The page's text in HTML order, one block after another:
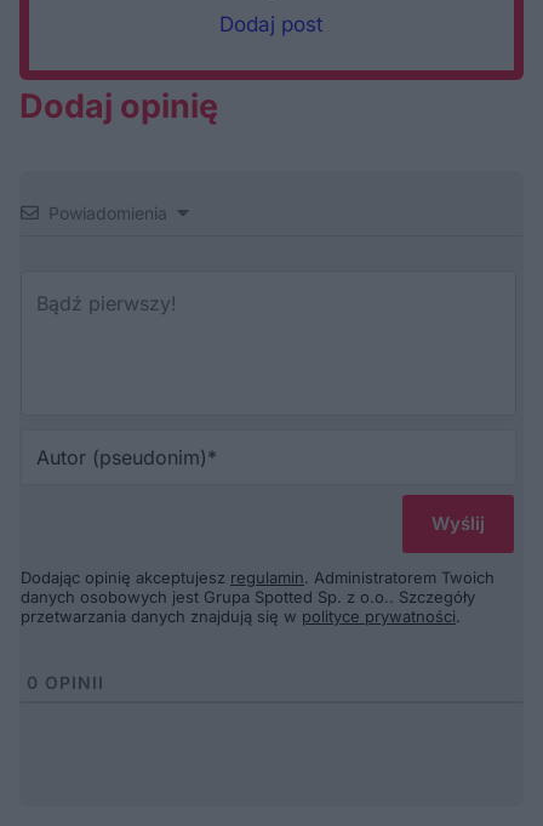
Dodaj post
Dodaj opinię
Powiadomienia
Dodając opinię akceptujesz regulamin. Administratorem Twoich
danych osobowych jest Grupa Spotted Sp. z o.o.. Szczegóły
przetwarzania danych znajdują się w polityce prywatności.
0 OPINII